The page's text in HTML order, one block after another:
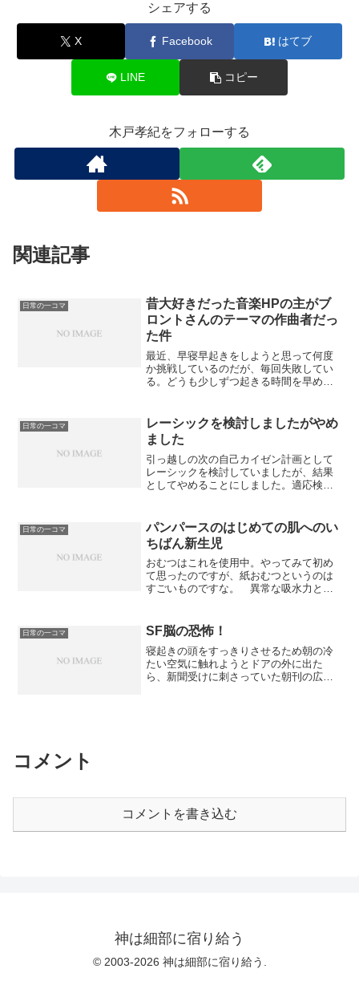
シェアする
X Facebook はてブ
LINE コピー
木戸孝紀をフォローする
関連記事
日常の一コマ
昔大好きだった音楽HPの主がブ
ロントさんのテーマの作曲者だっ
た件
最近、早寝早起きをしようと思って何度
か挑戦しているのだが、毎回失敗してい
る。どうも少しずつ起きる時間を早めて
うことから考えれば、少しずつ早くして
いくよりも、一度メチャクチャ早起きし
てから、少しずつ遅くしていく方が、理
にかなっていそうな気がする。 という
わけで、今日は朝6時に起きた。パソコン
を起動して Twitter を見たら、いつかの営
少し会話をした。【ニコニコ動画】【民
族風オリジナル曲】心燈 (こころび) 彼
の最新動画で「民族風オリジナル曲」と
いう文字列を見て、昔*1好きだったある
曲を思い出した。 どこかのHPで公開さ
れていたものだが、懐かしくなって探し
日常の一コマ
レーシックを検討しましたがやめ
ました
引っ越しの次の自己カイゼン計画として
レーシックを検討していましたが、結果
としてやめることにしました。適応検
られない適応検査を、ちょうど花粉症シ
ーズンのコンタクトを外したくなる時期
に合わせられるなと思ったからです。
そして2箇所の病院で適応検査と説明を受
けました。以下のような結果になりまし
た。角膜の厚さは平均より上だったので
なデータを元にカスタムで削る量を決め
る新方式の手術は不可通常のレーシック
の手術はできるが、再手術が必要になっ
た場合はそれがギリギリ可能というレベ
ルできればフェイキックIOLがおすすめフ
日常の一コマ
パンパースのはじめての肌へのい
ちばん新生児
おむつはこれを使用中。やってみて初め
て思ったのですが、紙おむつというのは
すごいものですな。 異常な吸水力とい
う感じがします。 少し前に買い占めら
れて中国に輸出されてるとかなんとかい
うニュースが流れて、その時はなんじゃ
そりゃと思ったのですが、今なら完全に
納得できます。 自分がこれが売ってな
日常の一コマ SF脳の恐怖！
寝起きの頭をすっきりさせるため朝の冷
たい空気に触れようとドアの外に出た
ら、新聞受けに刺さっていた朝刊の広告
コメント
コメントを書き込む
神は細部に宿り給う
© 2003-2026 神は細部に宿り給う.